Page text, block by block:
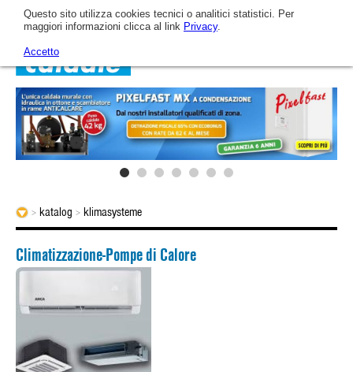
Home
ARCA heute
Das Unternehmnen
Die technologische Entwicklung von AR.CA.
Unsere Mission
Katalog
Gas-Brennwert-Wandkessel
Gas-Brennwert-Wandkessel
Gas-Brennwert-Wandkessel
Videos
News & Veranstaltungen
Kundendienst
> katalog > klimasysteme
Climatizzazione-Pompe di Calore
Questo sito utilizza cookies tecnici o analitici statistici. Per
maggiori informazioni clicca al link Privacy.
Accetto